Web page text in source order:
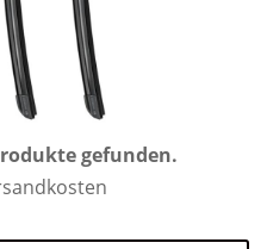
gefunden.